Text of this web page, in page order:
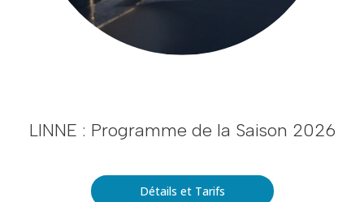
LINNE : Programme de la Saison 2026
Détails et Tarifs